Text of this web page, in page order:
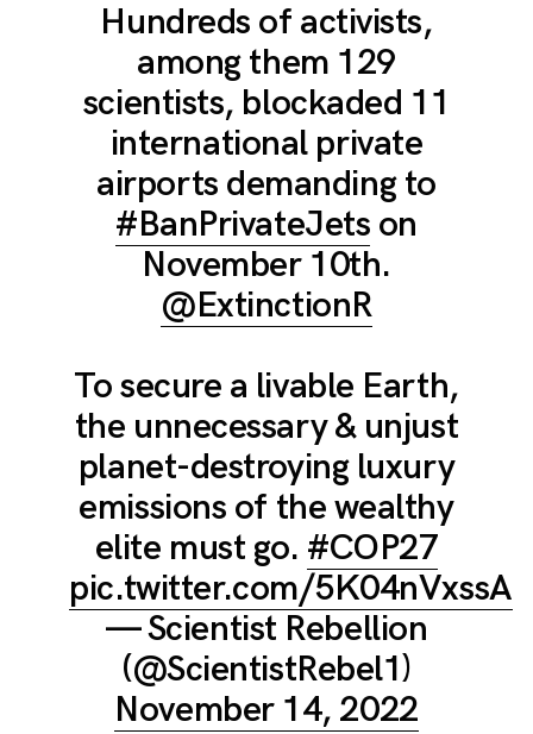
Hundreds of activists,
among them 129
scientists, blockaded 11
international private
airports demanding to
#BanPrivateJets on
November 10th.
@ExtinctionR
To secure a livable Earth,
the unnecessary & unjust
planet-destroying luxury
emissions of the wealthy
elite must go. #COP27
pic.twitter.com/5K04nVxssA
— Scientist Rebellion
(@ScientistRebel1)
November 14, 2022